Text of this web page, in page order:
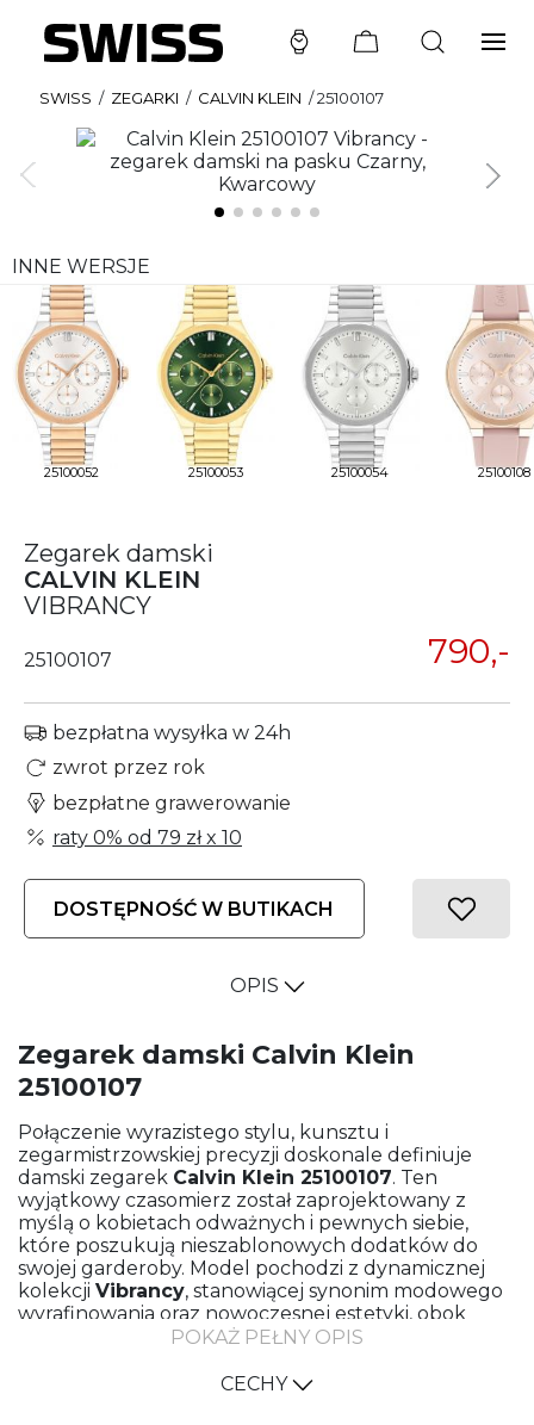
SWISS / ZEGARKI / CALVIN KLEIN /25100107
INNE WERSJE
25100052 25100053 25100054 25100108
Zegarek damski
CALVIN KLEIN
VIBRANCY
25100107 790,-
bezpłatna wysyłka w 24h
zwrot przez rok
bezpłatne grawerowanie
raty 0% od 79 złx 10
DOSTĘPNOŚĆ W BUTIKACH
OPIS
Zegarek damski Calvin Klein
25100107
Połączenie wyrazistego stylu, kunsztu i
zegarmistrzowskiej precyzji doskonale definiuje
damski zegarek Calvin Klein 25100107. Ten
wyjątkowy czasomierz został zaprojektowany z
myślą o kobietach odważnych i pewnych siebie,
które poszukują nieszablonowych dodatków do
swojej garderoby. Model pochodzi z dynamicznej
kolekcji Vibrancy, stanowiącej synonim modowego
wyrafinowania oraz nowoczesnej estetyki, obok
której nie sposób przejść obojętnie.
Kluczowym elementem projektu jest pasek
wykonany z najwyższej jakości, elastycznego
POKAŻ PEŁNY OPIS
CECHY